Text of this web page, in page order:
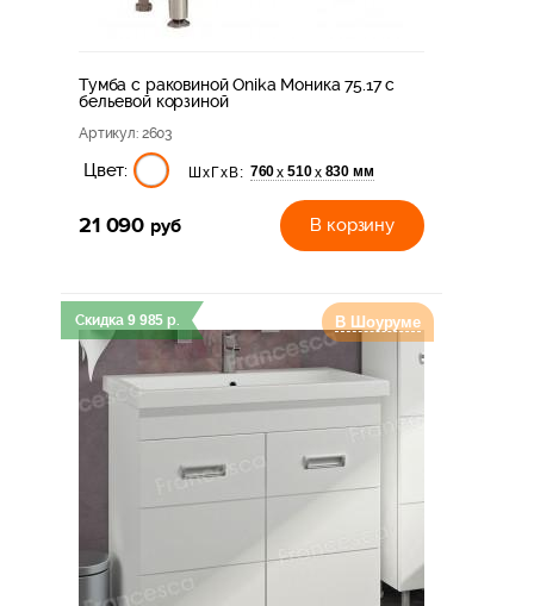
Тумба с раковиной Onika Моника 75.17 с
бельевой корзиной
Артикул: 2603
Цвет: ШхГхВ: 760х 510х 830 мм
21 090 руб В корзину
Скидка 9 985 р. В Шоуруме